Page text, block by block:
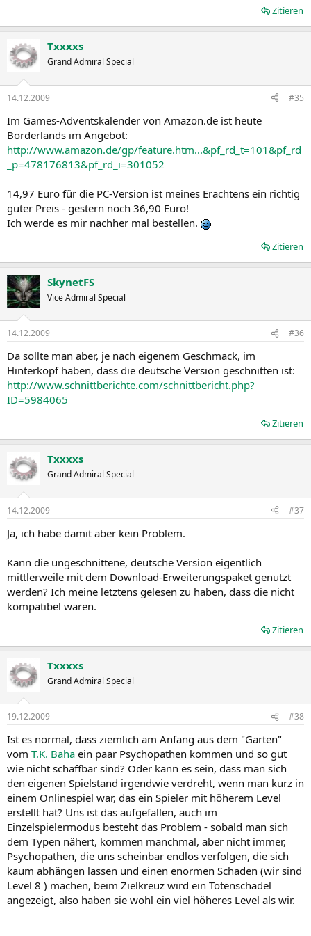
Zitieren
Txxxxs
Grand Admiral Special
14.12.2009 #35
Im Games-Adventskalender von Amazon.de ist heute
Borderlands im Angebot:
http://www.amazon.de/gp/feature.htm...&pf_rd_t=101&pf_rd
_p=478176813&pf_rd_i=301052
14,97 Euro für die PC-Version ist meines Erachtens ein richtig
guter Preis - gestern noch 36,90 Euro!
Ich werde es mir nachher mal bestellen.
Zitieren
SkynetFS
Vice Admiral Special
14.12.2009 #36
Da sollte man aber, je nach eigenem Geschmack, im
Hinterkopf haben, dass die deutsche Version geschnitten ist:
http://www.schnittberichte.com/schnittbericht.php?
ID=5984065
Zitieren
Txxxxs
Grand Admiral Special
14.12.2009 #37
Ja, ich habe damit aber kein Problem.
Kann die ungeschnittene, deutsche Version eigentlich
mittlerweile mit dem Download-Erweiterungspaket genutzt
werden? Ich meine letztens gelesen zu haben, dass die nicht
kompatibel wären.
Zitieren
Txxxxs
Grand Admiral Special
19.12.2009 #38
Ist es normal, dass ziemlich am Anfang aus dem "Garten"
vom T.K. Baha ein paar Psychopathen kommen und so gut
wie nicht schaffbar sind? Oder kann es sein, dass man sich
den eigenen Spielstand irgendwie verdreht, wenn man kurz in
einem Onlinespiel war, das ein Spieler mit höherem Level
erstellt hat? Uns ist das aufgefallen, auch im
Einzelspielermodus besteht das Problem - sobald man sich
dem Typen nähert, kommen manchmal, aber nicht immer,
Psychopathen, die uns scheinbar endlos verfolgen, die sich
kaum abhängen lassen und einen enormen Schaden (wir sind
Level 8 ) machen, beim Zielkreuz wird ein Totenschädel
angezeigt, also haben sie wohl ein viel höheres Level als wir.